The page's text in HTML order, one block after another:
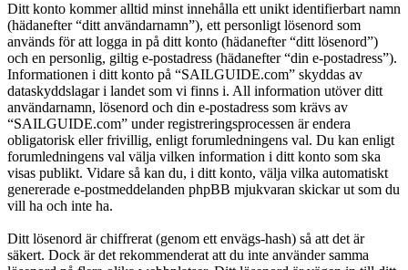
Ditt konto kommer alltid minst innehålla ett unikt identifierbart namn
(hädanefter “ditt användarnamn”), ett personligt lösenord som
används för att logga in på ditt konto (hädanefter “ditt lösenord”)
och en personlig, giltig e-postadress (hädanefter “din e-postadress”).
Informationen i ditt konto på “SAILGUIDE.com” skyddas av
dataskyddslagar i landet som vi finns i. All information utöver ditt
användarnamn, lösenord och din e-postadress som krävs av
“SAILGUIDE.com” under registreringsprocessen är endera
obligatorisk eller frivillig, enligt forumledningens val. Du kan enligt
forumledningens val välja vilken information i ditt konto som ska
visas publikt. Vidare så kan du, i ditt konto, välja vilka automatiskt
genererade e-postmeddelanden phpBB mjukvaran skickar ut som du
vill ha och inte ha.
Ditt lösenord är chiffrerat (genom ett envägs-hash) så att det är
säkert. Dock är det rekommenderat att du inte använder samma